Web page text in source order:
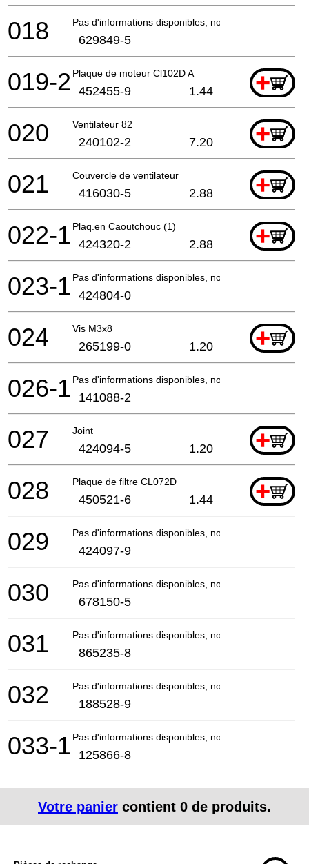
Pas d'informations disponibles, non commandable
018 629849-5
Plaque de moteur Cl102D A +
019-2 452455-9 1.44
Ventilateur 82 +
020 240102-2 7.20
Couvercle de ventilateur +
021 416030-5 2.88
Plaq.en Caoutchouc (1) +
022-1 424320-2 2.88
Pas d'informations disponibles, non commandable
023-1 424804-0
Vis M3x8 +
024 265199-0 1.20
Pas d'informations disponibles, non commandable
026-1 141088-2
Joint +
027 424094-5 1.20
Plaque de filtre CL072D +
028 450521-6 1.44
Pas d'informations disponibles, non commandable
029 424097-9
Pas d'informations disponibles, non commandable
030 678150-5
Pas d'informations disponibles, non commandable
031 865235-8
Pas d'informations disponibles, non commandable
032 188528-9
Pas d'informations disponibles, non commandable
033-1 125866-8
Votre panier contient 0 de produits.